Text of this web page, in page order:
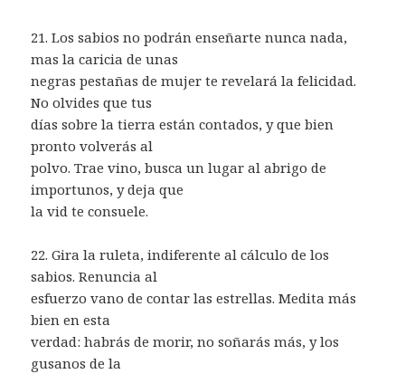
21. Los sabios no podrán enseñarte nunca nada,
mas la caricia de unas
negras pestañas de mujer te revelará la felicidad.
No olvides que tus
días sobre la tierra están contados, y que bien
pronto volverás al
polvo. Trae vino, busca un lugar al abrigo de
importunos, y deja que
la vid te consuele.
22. Gira la ruleta, indiferente al cálculo de los
sabios. Renuncia al
esfuerzo vano de contar las estrellas. Medita más
bien en esta
verdad: habrás de morir, no soñarás más, y los
gusanos de la